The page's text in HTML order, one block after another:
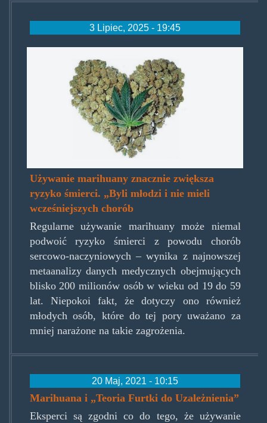
3 Lipiec, 2025 - 19:45
mjheart2.jpg
Używanie marihuany znacznie zwiększa
ryzyko śmierci. „Byli młodzi i nie mieli
wcześniejszych chorób
Regularne używanie marihuany może niemal
podwoić ryzyko śmierci z powodu chorób
sercowo-naczyniowych – wynika z najnowszej
metaanalizy danych medycznych obejmujących
blisko 200 milionów osób w wieku od 19 do 59
lat. Niepokoi fakt, że dotyczy ono również
młodych osób, które do tej pory uważano za
mniej narażone na takie zagrożenia.
20 Maj, 2021 - 10:15
Marihuana i „Teoria Furtki do Uzależnienia”
Eksperci są zgodni co do tego, że używanie